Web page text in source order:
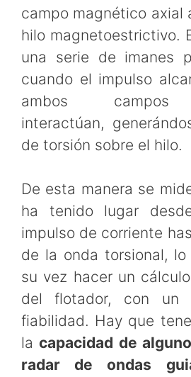
campo magnético axial
hilo magnetoestrictivo.
una serie de imanes
cuando el impulso
ambos campos
interactúan,
de torsión sobre el hilo.
De esta manera se
ha tenido lugar
impulso de corriente
de la onda torsional,
su vez hacer un
del flotador, con un
fiabilidad. Hay que
lacapacidad de
radar de ondas